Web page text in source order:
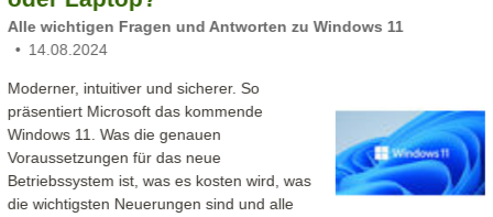
Alle wichtigen Fragen und Antworten zu Windows 11
14.08.2024
Moderner, intuitiver und sicherer. So
präsentiert Microsoft das kommende
Windows 11. Was die genauen
Voraussetzungen für das neue
Betriebssystem ist, was es kosten wird, was
die wichtigsten Neuerungen sind und alle